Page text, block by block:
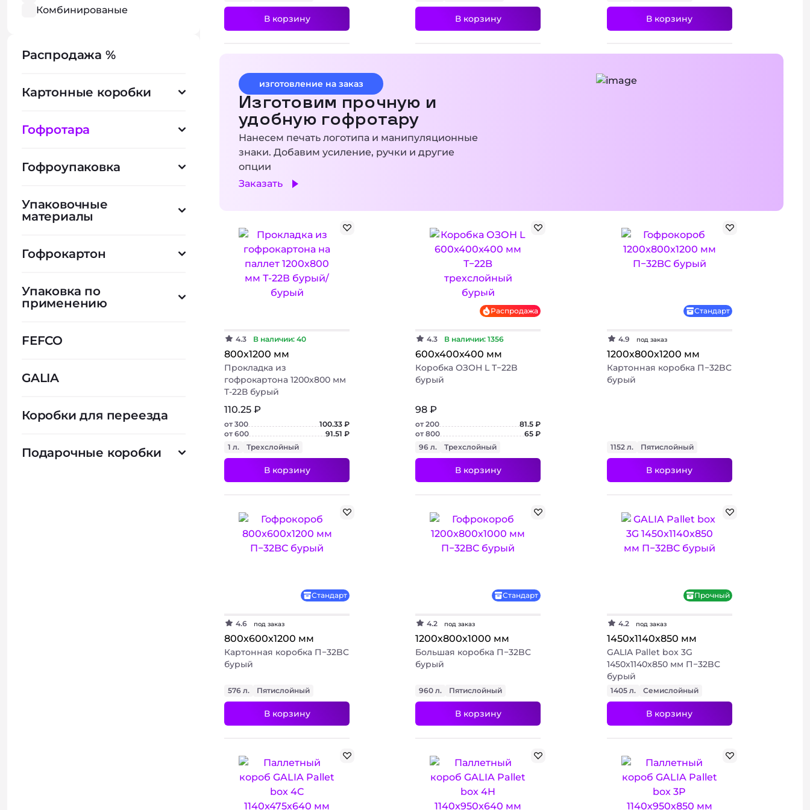
Комбинированые
Плоттерная резка
Съемная крышка
Ножки
Bag-in-Box
Вентиляционные отверстия
Распродажа %
Картонные коробки
Гофротара
Гофроупаковка
Упаковочные
материалы
Гофрокартон
Упаковка по
применению
FEFCO
GALIA
Коробки для переезда
Подарочные коробки
В корзину В корзину В корзину
изготовление на заказ
Изготовим прочную и
удобную гофротару
Нанесем печать логотипа и манипуляционные
знаки. Добавим усиление, ручки и другие
опции
Заказать
4.3 В наличии: 40
800х1200 мм
Прокладка из
гофрокартона 1200х800 мм
Т-22В бурый
110.25 ₽
от 300
100.33 ₽
от 600
91.51 ₽
1 л.
Трехслойный
В корзину
Бюджетный
Распродажа
4.3 В наличии: 1356
600х400х400 мм
Коробка ОЗОН L Т−22B
бурый
98 ₽
от 200
81.5 ₽
от 800
65 ₽
96 л.
Трехслойный
В корзину
Стандарт
4.9 под заказ
1200х800х1200 мм
Картонная коробка П−32BC
бурый
1152 л. Пятислойный
В корзину
Стандарт
4.6 под заказ
800х600х1200 мм
Картонная коробка П−32BC
бурый
576 л. Пятислойный
В корзину
Стандарт
4.2 под заказ
1200х800х1000 мм
Большая коробка П−32BC
бурый
960 л. Пятислойный
В корзину
Прочный
4.2 под заказ
1450х1140х850 мм
GALIA Pallet box 3G
1450x1140x850 мм П−32BC
бурый
1405 л. Семислойный
В корзину